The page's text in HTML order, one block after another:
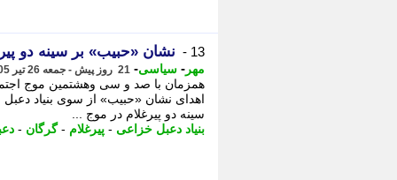
13 - نشان «حبیب» بر سینه دو پیرغلام در موج
مهر - سیاسی- 21 روز پیش - جمعه 26 تیر 1405، 05:35
همزمان با صد و سی وهشتمین موج
اهدای نشان «حبیب» از سوی بنیاد
سینه دو پیرغلام در موج ...
بنیاد دعبل خزاعی - پیرغلام -گرگان -